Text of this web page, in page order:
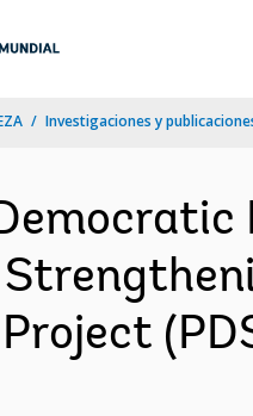
Investigaciones y